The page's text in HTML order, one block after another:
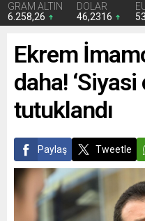
GRAM ALTIN
6.258,26
DOLAR
46,2316
Ekrem
daha!
tutuklandı
Paylaş Tweetle